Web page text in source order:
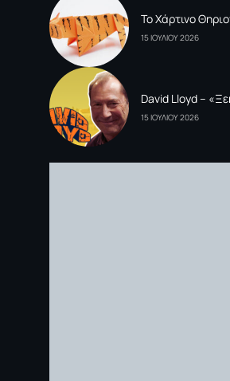
To Xάρτινο
15 ΙΟΥΛΙΟΥ 2026
David Lloyd –
15 ΙΟΥΛΙΟΥ 2026